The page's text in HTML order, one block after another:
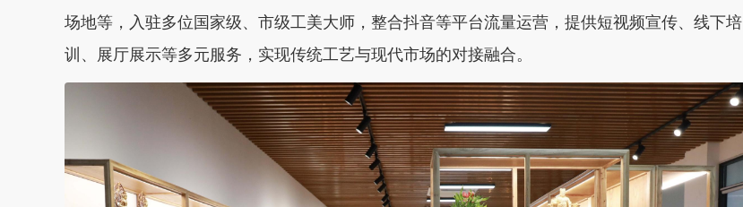
场地等，入驻多位国家级、市级工美大师，整合抖音等平台流量运营，提供短视频宣传、线下培
训、展厅展示等多元服务，实现传统工艺与现代市场的对接融合。